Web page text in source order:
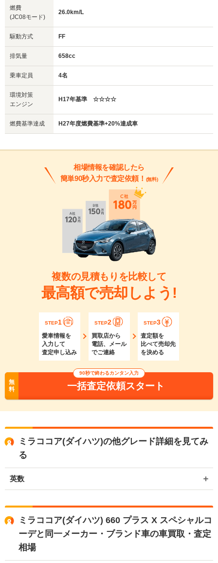
燃費
(JC08モード)
26.0km/L
駆動方式 FF
排気量 658cc
乗車定員 4名
環境対策
エンジン
H17年基準 ☆☆☆☆
燃費基準達成 H27年度燃費基準+20%達成車
相場情報を確認したら
簡単90秒入力で査定依頼！ (無料)
複数の見積もりを比較して
最高額で売却しよう!
STEP1
愛車情報を
入力して
査定申し込み
STEP2
買取店から
電話、メール
でご連絡
STEP3
査定額を
比べて売却先
を決める
無
料
90秒で終わるカンタン入力
一括査定依頼スタート
ミラココア(ダイハツ)の他グレード詳細を見てみ
る
英数
ミラココア(ダイハツ) 660 プラス X スペシャルコ
ーデと同一メーカー・ブランド車の車買取・査定
相場